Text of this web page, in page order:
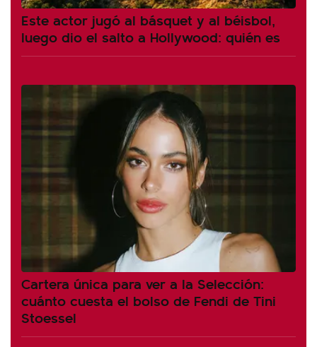
Este actor jugó al básquet y al béisbol,
luego dio el salto a Hollywood: quién es
Cartera única para ver a la Selección:
cuánto cuesta el bolso de Fendi de Tini
Stoessel